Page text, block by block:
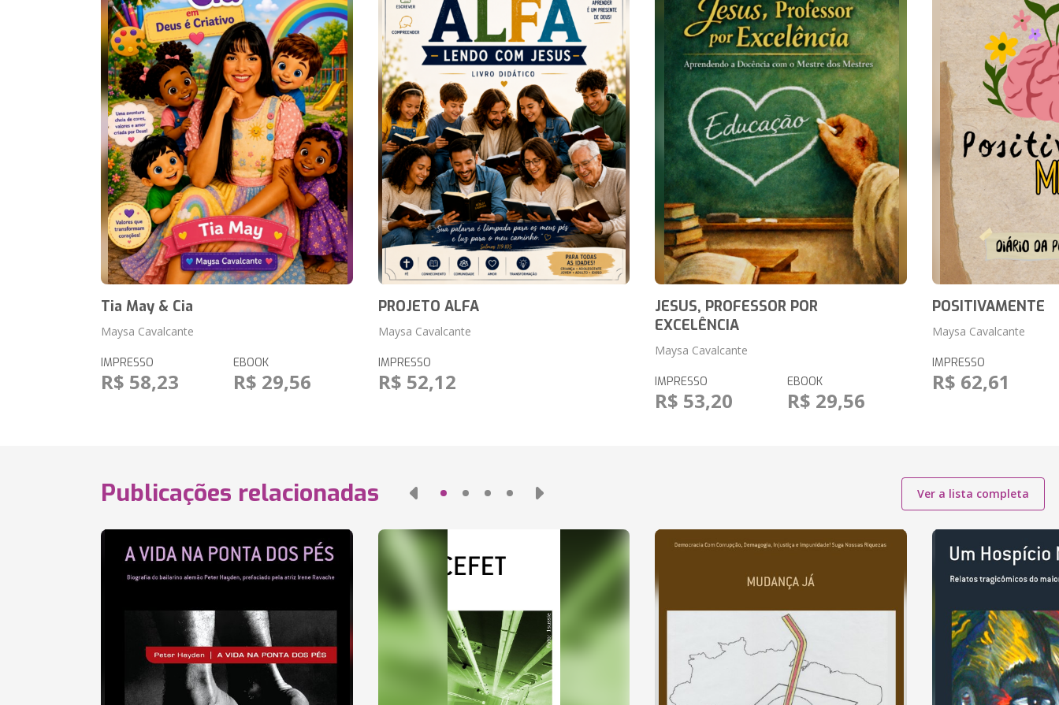
Tia May & Cia
Maysa Cavalcante
IMPRESSO
R$ 58,23
EBOOK
R$ 29,56
PROJETO ALFA
Maysa Cavalcante
IMPRESSO
R$ 52,12
JESUS, PROFESSOR POR
EXCELÊNCIA
Maysa Cavalcante
IMPRESSO
R$ 53,20
EBOOK
R$ 29,56
POSITIVAMENTE
Maysa Cavalcante
IMPRESSO
R$ 62,61
Publicações relacionadas Ver a lista completa